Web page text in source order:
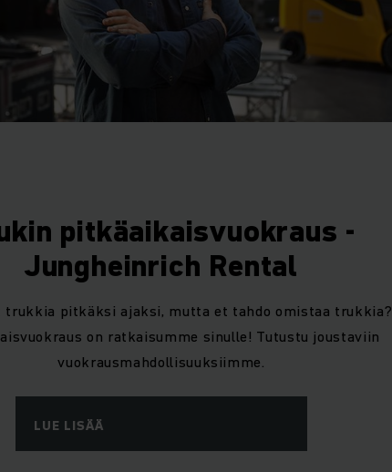
pitkäaikaisvuokraus -
Jungheinrich Rental
pitkäksi ajaksi, mutta et tahdo omistaa trukkia?
on ratkaisumme sinulle! Tutustu joustaviin
vuokrausmahdollisuuksiimme.
LUE LISÄÄ